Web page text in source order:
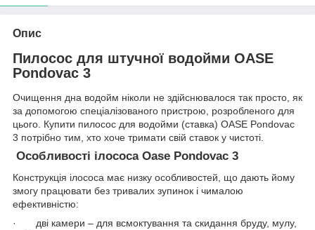
Опис
Пилосос для штучної водойми OASE
Pondovac 3
Очищення дна водойм ніколи не здійснювалося так просто, як
за допомогою спеціалізованого пристрою, розробленого для
цього. Купити пилосос для водойми (ставка) OASE Pondovac
3 потрібно тим, хто хоче тримати свій ставок у чистоті.
Особливості ілососа Oase Pondovac 3
Конструкція ілососа має низку особливостей, що дають йому
змогу працювати без тривалих зупинок і чималою
ефективністю:
· дві камери – для всмоктування та скидання бруду, мулу,